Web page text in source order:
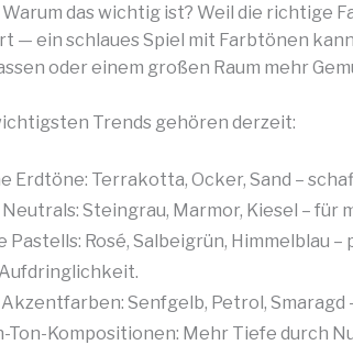
das wichtig ist? Weil die richtige
— ein schlaues Spiel mit Farbtönen
oder einem großen Raum mehr
Trends gehören derzeit:
Erdtöne: Terrakotta, Ocker, Sand –
Steingrau, Marmor, Kiesel – für
Pastells: Rosé, Salbeigrün, Himmelblau
Senfgelb, Petrol,
Ton-Kompositionen: Mehr Tiefe durch